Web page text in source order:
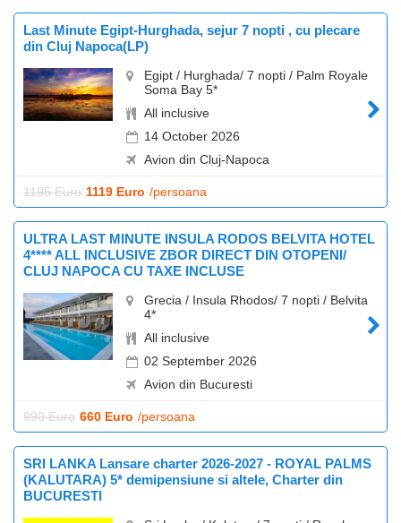
Last Minute Egipt-Hurghada, sejur 7 nopti , cu plecare
din Cluj Napoca(LP)
Egipt / Hurghada/ 7 nopti / Palm Royale
Soma Bay 5*
All inclusive
14 October 2026
Avion din Cluj-Napoca
1195 Euro 1119 Euro /persoana
ULTRA LAST MINUTE INSULA RODOS BELVITA HOTEL
4**** ALL INCLUSIVE ZBOR DIRECT DIN OTOPENI/
CLUJ NAPOCA CU TAXE INCLUSE
Grecia / Insula Rhodos/ 7 nopti / Belvita
4*
All inclusive
02 September 2026
Avion din Bucuresti
990 Euro 660 Euro /persoana
SRI LANKA Lansare charter 2026-2027 - ROYAL PALMS
(KALUTARA) 5* demipensiune si altele, Charter din
BUCURESTI